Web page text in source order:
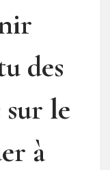
des
sur le
à